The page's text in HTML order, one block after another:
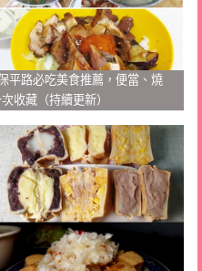
平路必吃美食推薦，便當、燒
收藏（持續更新）